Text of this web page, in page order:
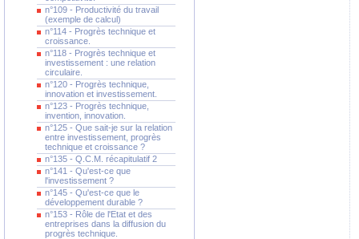
n°109 - Productivité du travail
(exemple de calcul)
n°114 - Progrès technique et
croissance.
n°118 - Progrès technique et
investissement : une relation
circulaire.
n°120 - Progrès technique,
innovation et investissement.
n°123 - Progrès technique,
invention, innovation.
n°125 - Que sait-je sur la relation
entre investissement, progrès
technique et croissance ?
n°135 - Q.C.M. récapitulatif 2
n°141 - Qu'est-ce que
l'investissement ?
n°145 - Qu'est-ce que le
développement durable ?
n°153 - Rôle de l'Etat et des
entreprises dans la diffusion du
progrès technique.